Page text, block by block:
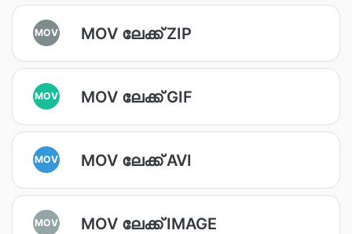
MOV MOV ലേക്ക് ZIP
MOV MOV ലേക്ക് GIF
MOV MOV ലേക്ക് AVI
MOV MOV ലേക്ക് IMAGE